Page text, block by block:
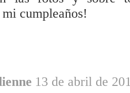
cumpleaños!
13 de abril de